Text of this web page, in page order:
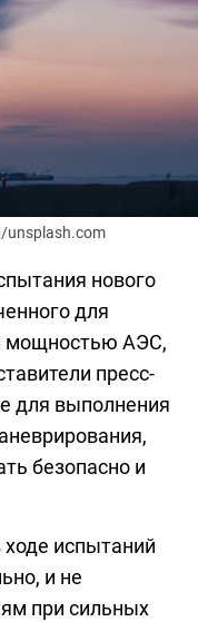
unsplash.com
нового
для
мощностью АЭС,
пресс-
для выполнения
безопасно и
испытаний
и не
при сильных